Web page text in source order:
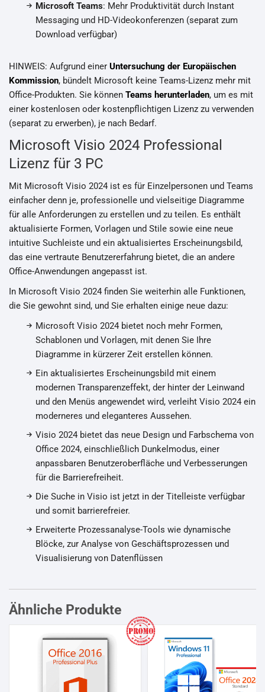
Microsoft Teams: Mehr Produktivität durch Instant
Messaging und HD-Videokonferenzen (separat zum
Download verfügbar)
HINWEIS: Aufgrund einer Untersuchung der Europäischen
Kommission, bündelt Microsoft keine Teams-Lizenz mehr mit
Office-Produkten. Sie können Teams herunterladen, um es mit
einer kostenlosen oder kostenpflichtigen Lizenz zu verwenden
(separat zu erwerben), je nach Bedarf.
Microsoft Visio 2024 Professional
Lizenz für 3 PC
Mit Microsoft Visio 2024 ist es für Einzelpersonen und Teams
einfacher denn je, professionelle und vielseitige Diagramme
für alle Anforderungen zu erstellen und zu teilen. Es enthält
aktualisierte Formen, Vorlagen und Stile sowie eine neue
intuitive Suchleiste und ein aktualisiertes Erscheinungsbild,
das eine vertraute Benutzererfahrung bietet, die an andere
Office-Anwendungen angepasst ist.
In Microsoft Visio 2024 finden Sie weiterhin alle Funktionen,
die Sie gewohnt sind, und Sie erhalten einige neue dazu:
Microsoft Visio 2024 bietet noch mehr Formen,
Schablonen und Vorlagen, mit denen Sie Ihre
Diagramme in kürzerer Zeit erstellen können.
Ein aktualisiertes Erscheinungsbild mit einem
modernen Transparenzeffekt, der hinter der Leinwand
und den Menüs angewendet wird, verleiht Visio 2024 ein
moderneres und eleganteres Aussehen.
Visio 2024 bietet das neue Design und Farbschema von
Office 2024, einschließlich Dunkelmodus, einer
anpassbaren Benutzeroberfläche und Verbesserungen
für die Barrierefreiheit.
Die Suche in Visio ist jetzt in der Titelleiste verfügbar
und somit barrierefreier.
Erweiterte Prozessanalyse-Tools wie dynamische
Blöcke, zur Analyse von Geschäftsprozessen und
Visualisierung von Datenflüssen
Ähnliche Produkte